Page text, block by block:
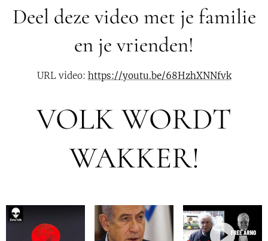
Deel deze video met je familie
en je vrienden!
URL video: https://youtu.be/68HzhXNNfvk
VOLK WORDT
WAKKER!